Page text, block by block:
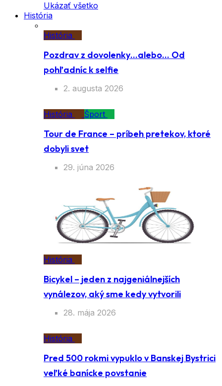
Ukázať všetko
História
História
Pozdrav z dovolenky…alebo… Od
pohľadníc k selfie
2. augusta 2026
História Šport
Tour de France – príbeh pretekov, ktoré
dobyli svet
29. júna 2026
História
Bicykel – jeden z najgeniálnejších
vynálezov, aký sme kedy vytvorili
28. mája 2026
História
Pred 500 rokmi vypuklo v Banskej Bystrici
veľké banícke povstanie